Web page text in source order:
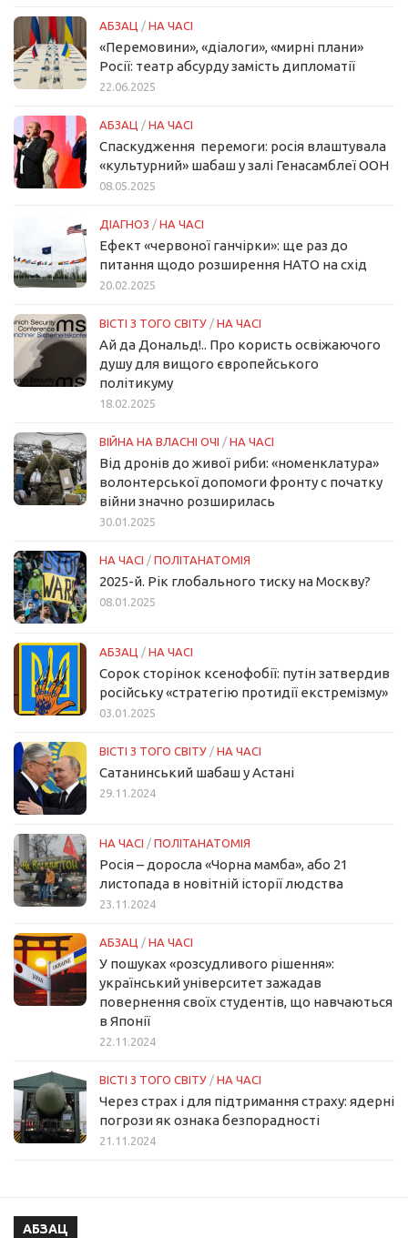
АБЗАЦ / НА ЧАСІ
«Перемовини», «діалоги», «мирні плани»
Росії: театр абсурду замість дипломатії
22.06.2025
АБЗАЦ / НА ЧАСІ
Спаскудження перемоги: росія влаштувала
«культурний» шабаш у залі Генасамблеї ООН
08.05.2025
ДІАГНОЗ / НА ЧАСІ
Ефект «червоної ганчірки»: ще раз до
питання щодо розширення НАТО на схід
20.02.2025
ВІСТІ З ТОГО СВІТУ / НА ЧАСІ
Ай да Дональд!.. Про користь освіжаючого
душу для вищого європейського
політикуму
18.02.2025
ВІЙНА НА ВЛАСНІ ОЧІ / НА ЧАСІ
Від дронів до живої риби: «номенклатура»
волонтерської допомоги фронту с початку
війни значно розширилась
30.01.2025
НА ЧАСІ / ПОЛІТАНАТОМІЯ
2025-й. Рік глобального тиску на Москву?
08.01.2025
АБЗАЦ / НА ЧАСІ
Сорок сторінок ксенофобії: путін затвердив
російську «стратегію протидії екстремізму»
03.01.2025
ВІСТІ З ТОГО СВІТУ / НА ЧАСІ
Сатанинський шабаш у Астані
29.11.2024
НА ЧАСІ / ПОЛІТАНАТОМІЯ
Росія – доросла «Чорна мамба», або 21
листопада в новітній історії людства
23.11.2024
АБЗАЦ / НА ЧАСІ
У пошуках «розсудливого рішення»:
український університет зажадав
повернення своїх студентів, що навчаються
в Японії
22.11.2024
ВІСТІ З ТОГО СВІТУ / НА ЧАСІ
Через страх і для підтримання страху: ядерні
погрози як ознака безпорадності
21.11.2024
АБЗАЦ